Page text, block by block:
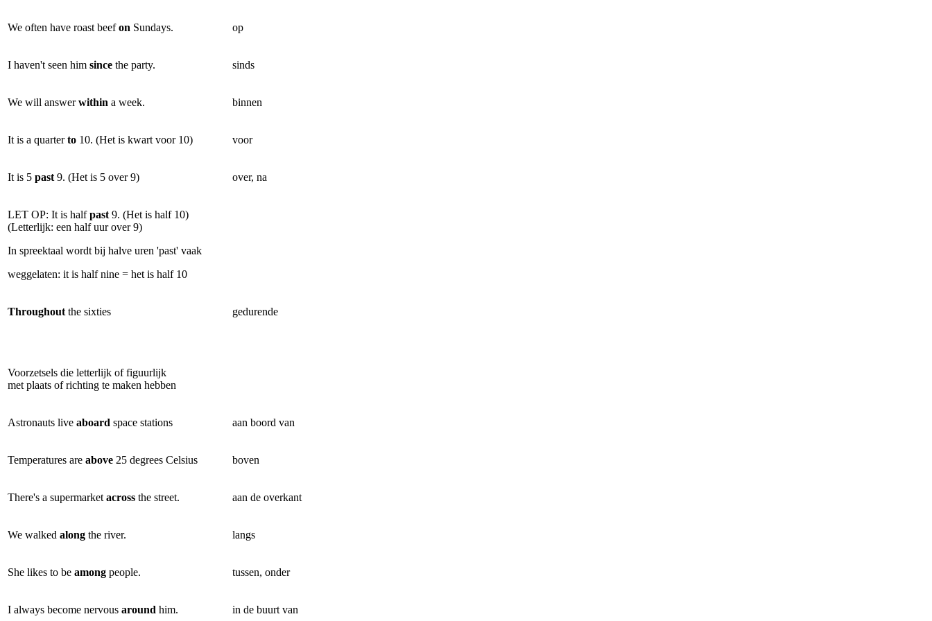
We often have roast beefon Sundays. op
I haven't seen him since the party. sinds
We will answerwithin a week. binnen
It is a quarterto 10. (Het is kwart voor 10) voor
It is 5 past 9. (Het is 5 over 9) over, na
LET OP: It is halfpast 9. (Het is half 10)
(Letterlijk: een half uur over 9)
In spreektaal wordt bij halve uren 'past' vaak
weggelaten: it is half nine = het is half 10
Throughout the sixties gedurende
Voorzetsels die letterlijk of figuurlijk
met plaats of richting te maken hebben
Astronauts live aboard space stations aan boord van
Temperatures are above 25 degrees Celsius boven
There's a supermarket across the street. aan de overkant
We walked along the river. langs
She likes to be among people. tussen, onder
I always become nervous around him. in de buurt van